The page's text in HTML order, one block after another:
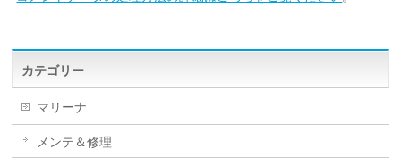
カテゴリー
マリーナ
メンテ＆修理